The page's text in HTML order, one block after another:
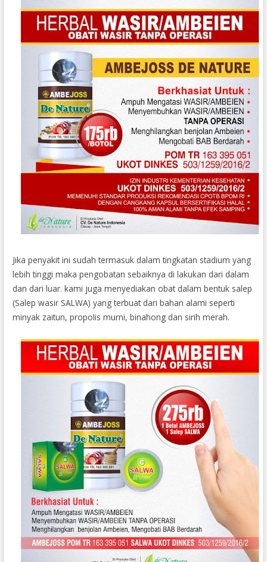
Jika penyakit ini sudah termasuk dalam tingkatan stadium yang
lebih tinggi maka pengobatan sebaiknya di lakukan dari dalam
dan dari luar. kami juga menyediakan obat dalam bentuk salep
(Salep wasir SALWA) yang terbuat dari bahan alami seperti
minyak zaitun, propolis murni, binahong dan sirih merah.